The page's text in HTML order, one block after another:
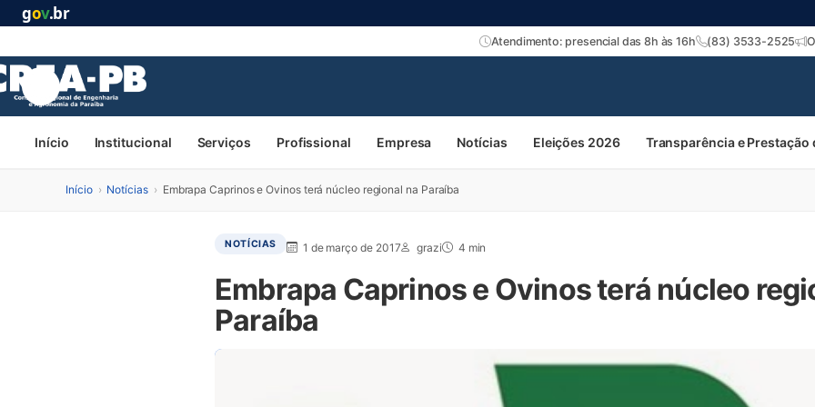
gov.br
Atendimento: presencial das 8h às 16h (83) 3533-2525
Início Institucional Serviços Profissional Empresa Notícias Eleições 2026 Transparência e Prestação
Início › Notícias › Embrapa Caprinos e Ovinos terá núcleo regional na Paraíba
NOTÍCIAS 1 de março de 2017 grazi 4 min
Embrapa Caprinos e Ovinos terá núcleo
Paraíba